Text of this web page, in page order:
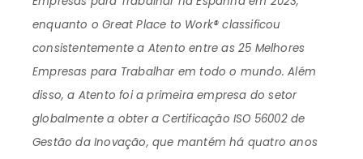
enquanto o Great Place to Work® classificou
consistentemente a Atento entre as 25 Melhores
Empresas para Trabalhar em todo o mundo. Além
disso, a Atento foi a primeira empresa do setor
globalmente a obter a Certificação ISO 56002 de
Gestão da Inovação, que mantém há quatro anos